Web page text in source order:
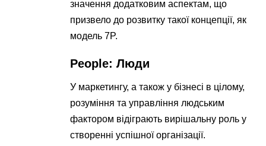
значення додатковим аспектам, що
призвело до розвитку такої концепції, як
модель 7P.
People: Люди
У маркетингу, а також у бізнесі в цілому,
розуміння та управління людським
фактором відіграють вирішальну роль у
створенні успішної організації.